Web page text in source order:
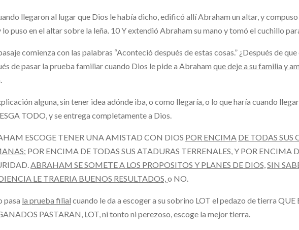
llegaron al lugar que Dios le había dicho, edificó allí Abraham un altar, y compuso
lo puso en el altar sobre la leña. 10 Y extendió Abraham su mano y tomó el cuchillo
comienza con las palabras “Aconteció después de estas cosas.” ¿Después de que
de pasar la prueba familiar cuando Dios le pide a Abraham que deje a su familia y
alguna, sin tener idea adónde iba, o como llegaría, o lo que haría cuando
TODO, y se entrega completamente a Dios.
ESCOGE TENER UNA AMISTAD CON DIOS POR ENCIMA DE TODAS SUS
POR ENCIMA DE TODAS SUS ATADURAS TERRENALES, Y POR ENCIMA
ABRAHAM SE SOMETE A LOS PROPOSITOS Y PLANES DE DIOS,SIN
LE TRAERIA BUENOS RESULTADOS,o NO.
pasa la prueba filial cuando le da a escoger a su sobrino LOT el pedazo de tierra QUE
PASTARAN, LOT, ni tonto ni perezoso, escoge la mejor tierra.